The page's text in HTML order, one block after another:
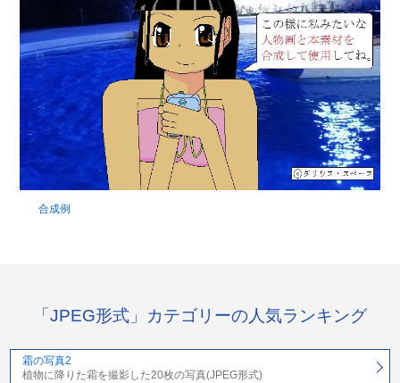
合成例
「JPEG形式」カテゴリーの人気ランキング
霜の写真2
植物に降りた霜を撮影した20枚の写真(JPEG形式)